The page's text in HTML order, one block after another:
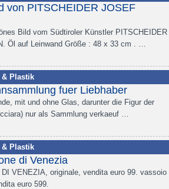
von PITSCHEIDER JOSEF
Bild vom Südtiroler Künstler PITSCHEIDER
Öl auf Leinwand Größe : 48 x 33 cm . …
& Plastik
fuer Liebhaber
mit und ohne Glas, darunter die Figur der
nur als Sammlung verkaeuf …
& Plastik
di Venezia
VENEZIA, originale, vendita euro 99. vassoio
euro 599.